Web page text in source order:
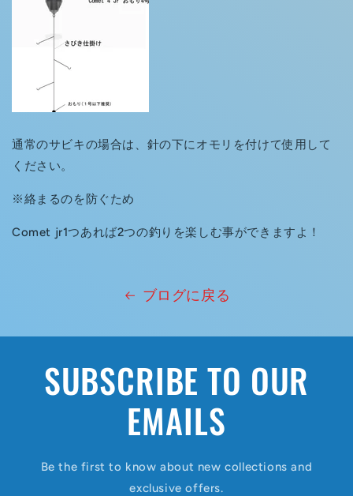
通常のサビキの場合は、針の下にオモリを付けて使用して
ください。
※絡まるのを防ぐため
Comet jr1つあれば2つの釣りを楽しむ事ができますよ！
ブログに戻る
SUBSCRIBE TO OUR
EMAILS
Be the first to know about new collections and
exclusive offers.